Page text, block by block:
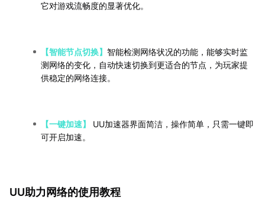
它对游戏流畅度的显著优化。
【智能节点切换】 智能检测网络状况的功能，能够实时监
测网络的变化，自动快速切换到更适合的节点，为玩家提
供稳定的网络连接。
【一键加速】
UU加速器界面简洁，操作简单，只需一键即
可开启加速。
UU助力网络的使用教程